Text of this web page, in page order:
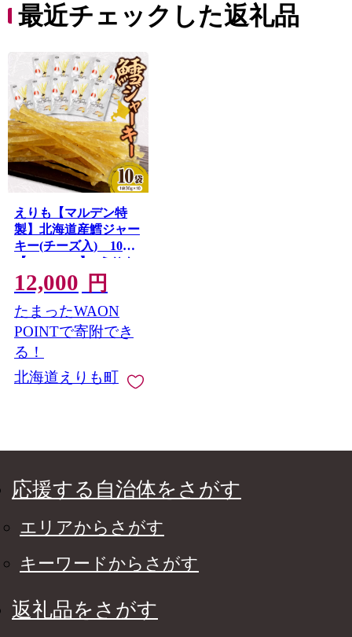
最近チェックした返礼品
えりも【マルデン特
製】北海道産鱈ジャー
キー(チーズ入) 10袋
【er002-096】/ えりも
マルデン 特製 国産 北
海道産 鱈 タラ ジャー
キー おつまみ つまみ
熟成 魚介 海鮮 海産物
人気 送料無料 常温
12,000 円
たまったWAON
POINTで寄附でき
る！
北海道えりも町
応援する自治体をさがす
エリアからさがす
キーワードからさがす
返礼品をさがす